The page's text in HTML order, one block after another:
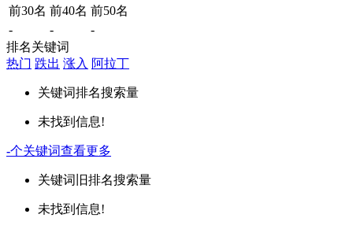
前30名 前40名 前50名
-
-
-
排名关键词
热门 跌出 涨入 阿拉丁
关键词排名搜索量
未找到信息!
-个关键词查看更多
关键词 旧排名搜索量
未找到信息!